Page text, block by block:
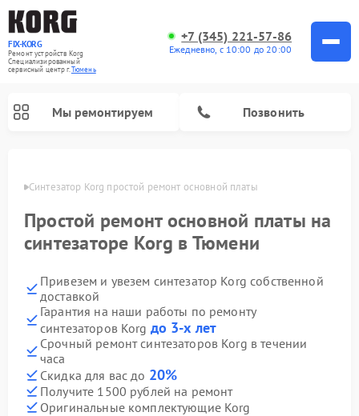
FIX-KORG
Ремонт устройств Korg
Специализированный
cервисный центр г.Тюмень
+7 (345) 221-57-86
Ежедневно, с 10:00 до 20:00
Мы ремонтируем Позвонить
Синтезатор Korg простой ремонт основной платы
Простой ремонт основной платы на
синтезаторе Korg в Тюмени
Привезем и увезем синтезатор Korg собственной
доставкой
Гарантия на наши работы по ремонту
синтезаторов Korg до 3-х лет
Срочный ремонт синтезаторов Korg в течении
часа
Скидка для вас до 20%
Получите 1500 рублей на ремонт
Оригинальные комплектующие Korg